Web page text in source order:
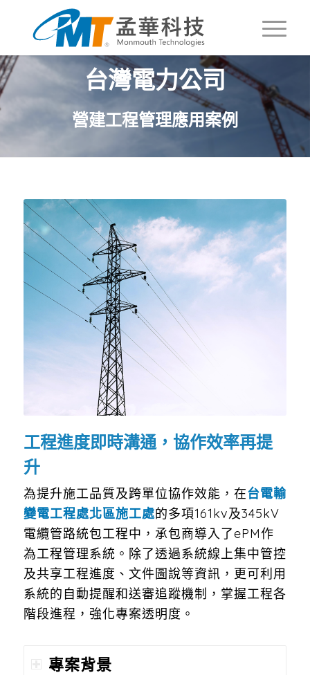
台灣電力公司
營建工程管理應用案例
工程進度即時溝通，協作效率再提
升
為提升施工品質及跨單位協作效能，在台電輸
變電工程處北區施工處的多項161kv及345kV
電纜管路統包工程中，承包商導入了ePM作
為工程管理系統。除了透過系統線上集中管控
及共享工程進度、文件圖說等資訊，更可利用
系統的自動提醒和送審追蹤機制，掌握工程各
階段進程，強化專案透明度。
專案背景